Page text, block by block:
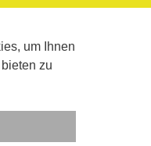
um Ihnen
zu